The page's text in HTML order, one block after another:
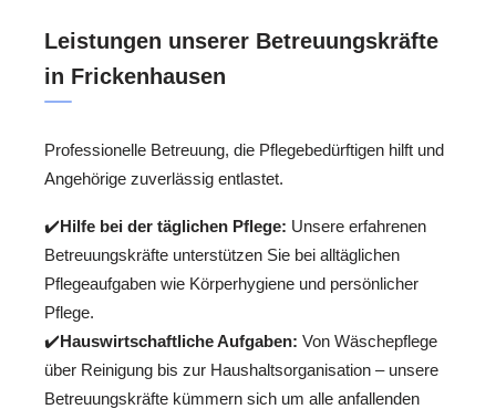
Leistungen unserer Betreuungskräfte
in Frickenhausen
Professionelle Betreuung, die Pflegebedürftigen hilft und
Angehörige zuverlässig entlastet.
✔️Hilfe bei der täglichen Pflege: Unsere erfahrenen
Betreuungskräfte unterstützen Sie bei alltäglichen
Pflegeaufgaben wie Körperhygiene und persönlicher
Pflege.
✔️Hauswirtschaftliche Aufgaben: Von Wäschepflege
über Reinigung bis zur Haushaltsorganisation – unsere
Betreuungskräfte kümmern sich um alle anfallenden